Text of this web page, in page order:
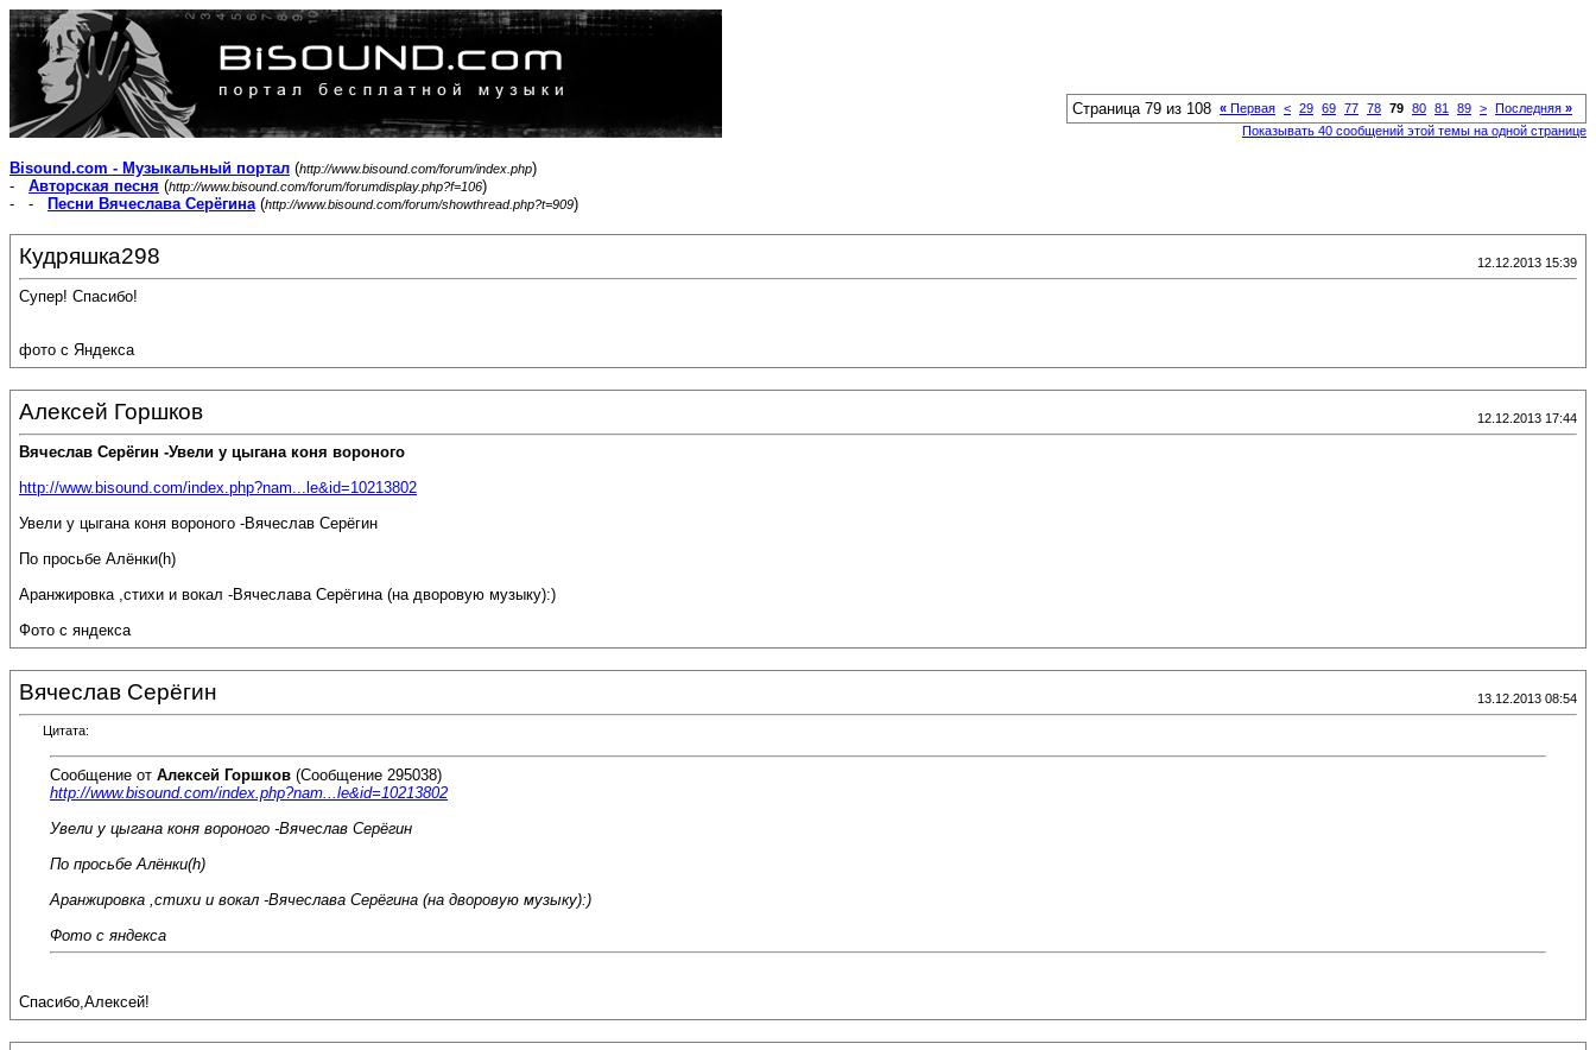
Страница 79 из 108 « Первая < 29 69 77 78 79 80 81 89 > Последняя »
Показывать 40 сообщений этой темы на одной странице
Bisound.com - Музыкальный портал (http://www.bisound.com/forum/index.php)
- Авторская песня (http://www.bisound.com/forum/forumdisplay.php?f=106)
- -
Песни Вячеслава Серёгина(http://www.bisound.com/forum/showthread.php?t=909)
Кудряшка298 12.12.2013 15:39
Супер! Спасибо!
фото с Яндекса
Алексей Горшков 12.12.2013 17:44
Вячеслав Серёгин -Увели у цыгана коня вороного
http://www.bisound.com/index.php?nam...le&id=10213802
Увели у цыгана коня вороного -Вячеслав Серёгин
По просьбе Алёнки(h)
Аранжировка ,стихи и вокал -Вячеслава Серёгина (на дворовую музыку):)
Фото с яндекса
Вячеслав Серёгин 13.12.2013 08:54
Цитата:
Сообщение от Алексей Горшков (Сообщение 295038)
http://www.bisound.com/index.php?nam...le&id=10213802
Увели у цыгана коня вороного -Вячеслав Серёгин
По просьбе Алёнки(h)
Аранжировка ,стихи и вокал -Вячеслава Серёгина (на дворовую музыку):)
Фото с яндекса
Спасибо,Алексей!